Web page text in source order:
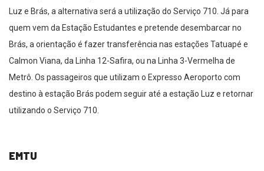
Luz e Brás, a alternativa será a utilização do Serviço 710. Já para
quem vem da Estação Estudantes e pretende desembarcar no
Brás, a orientação é fazer transferência nas estações Tatuapé e
Calmon Viana, da Linha 12-Safira, ou na Linha 3-Vermelha de
Metrô. Os passageiros que utilizam o Expresso Aeroporto com
destino à estação Brás podem seguir até a estação Luz e retornar
utilizando o Serviço 710.
EMTU